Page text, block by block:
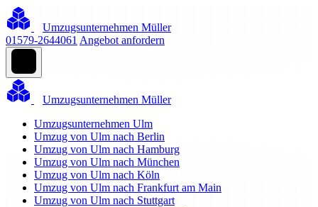
Umzugsunternehmen Müller
01579-2644061 Angebot anfordern
Umzugsunternehmen Müller
Umzugsunternehmen Ulm
Umzug von Ulm nach Berlin
Umzug von Ulm nach Hamburg
Umzug von Ulm nach München
Umzug von Ulm nach Köln
Umzug von Ulm nach Frankfurt am Main
Umzug von Ulm nach Stuttgart